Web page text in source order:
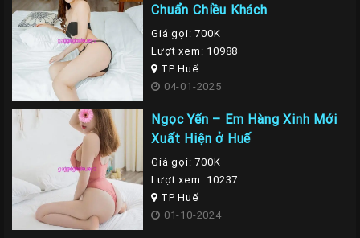
Chuẩn Chiều Khách
Giá gọi: 700K
Lượt xem: 10988
TP Huế
04-01-2025
Ngọc Yến – Em Hàng Xinh Mới
Xuất Hiện ở Huế
Giá gọi: 700K
Lượt xem: 10237
TP Huế
01-10-2024